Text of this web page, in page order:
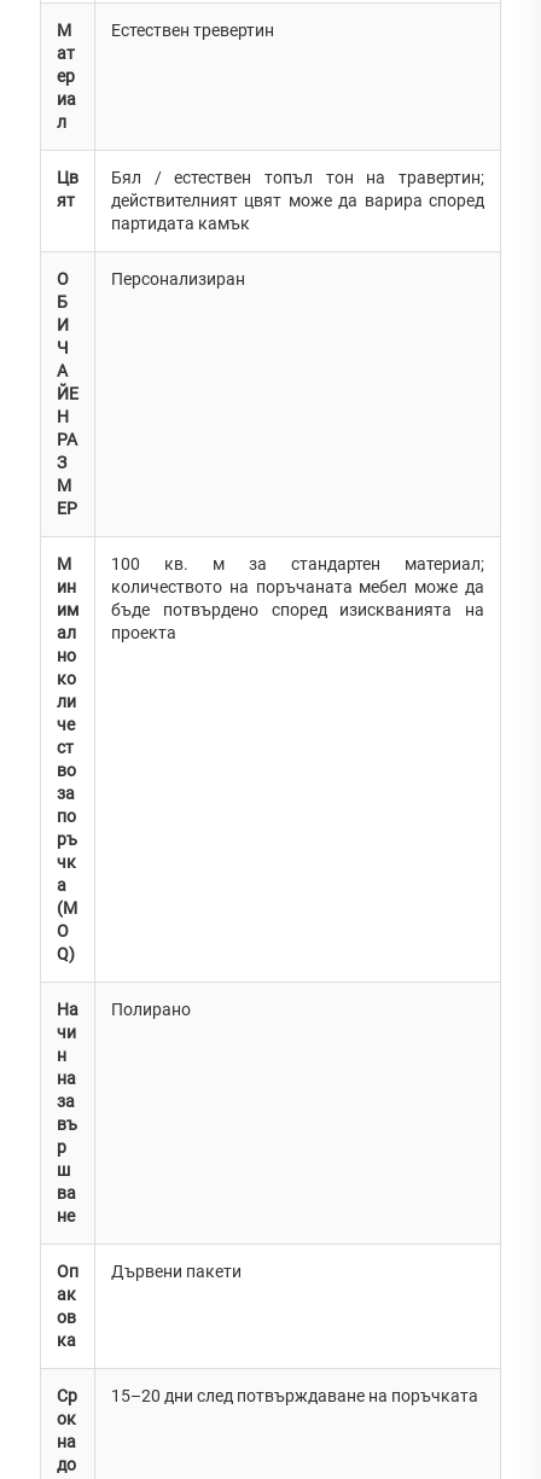
М
ат
ер
иа
л
Естествен тревертин
Цв
ят
Бял / естествен топъл тон на травертин;
действителният цвят може да варира според
партидата камък
О
Б
И
Ч
А
ЙЕ
Н
РА
З
М
ЕР
Персонализиран
М
ин
им
ал
но
ко
ли
че
ст
во
за
по
ръ
чк
а
(M
O
Q)
100 кв. м за стандартен материал;
количеството на поръчаната мебел може да
бъде потвърдено според изискванията на
проекта
На
чи
н
на
за
въ
р
ш
ва
не
Полирано
Оп
ак
ов
ка
Дървени пакети
Ср
ок
на
до
15–20 дни след потвърждаване на поръчката